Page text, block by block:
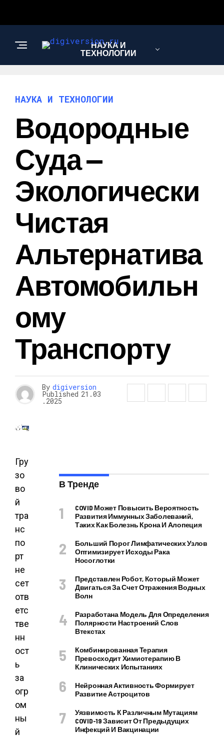
НАУКА И
ТЕХНОЛОГИИ
НАУКА И ТЕХНОЛОГИИ
Водородные
Суда —
Экологически
Чистая
Альтернатива
Автомобильн
Ому
Транспорту
By digiversion
Published 21.03
.2025
Гру
зо
во
й
тра
нс
по
рт
не
сет
отв
етс
тве
нн
ост
ь
за
огр
ом
ны
й
В Тренде
COVID Может Повысить Вероятность
Развития Иммунных Заболеваний,
Таких Как Болезнь Крона И Алопеция
Больший Порог Лимфатических Узлов
Оптимизирует Исходы Рака
Носоглотки
Представлен Робот, Который Может
Двигаться За Счет Отражения Водных
Волн
Разработана Модель Для Определения
Полярности Настроений Слов
Втекстах
Комбинированная Терапия
Превосходит Химиотерапию В
Клинических Испытаниях
Нейронная Активность Формирует
Развитие Астроцитов
Уязвимость К Различным Мутациям
COVID-19 Зависит От Предыдущих
Инфекций И Вакцинации